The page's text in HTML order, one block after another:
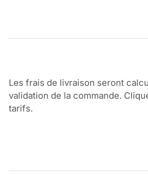
Les frais de livraison seront
validation de la commande.
tarifs.